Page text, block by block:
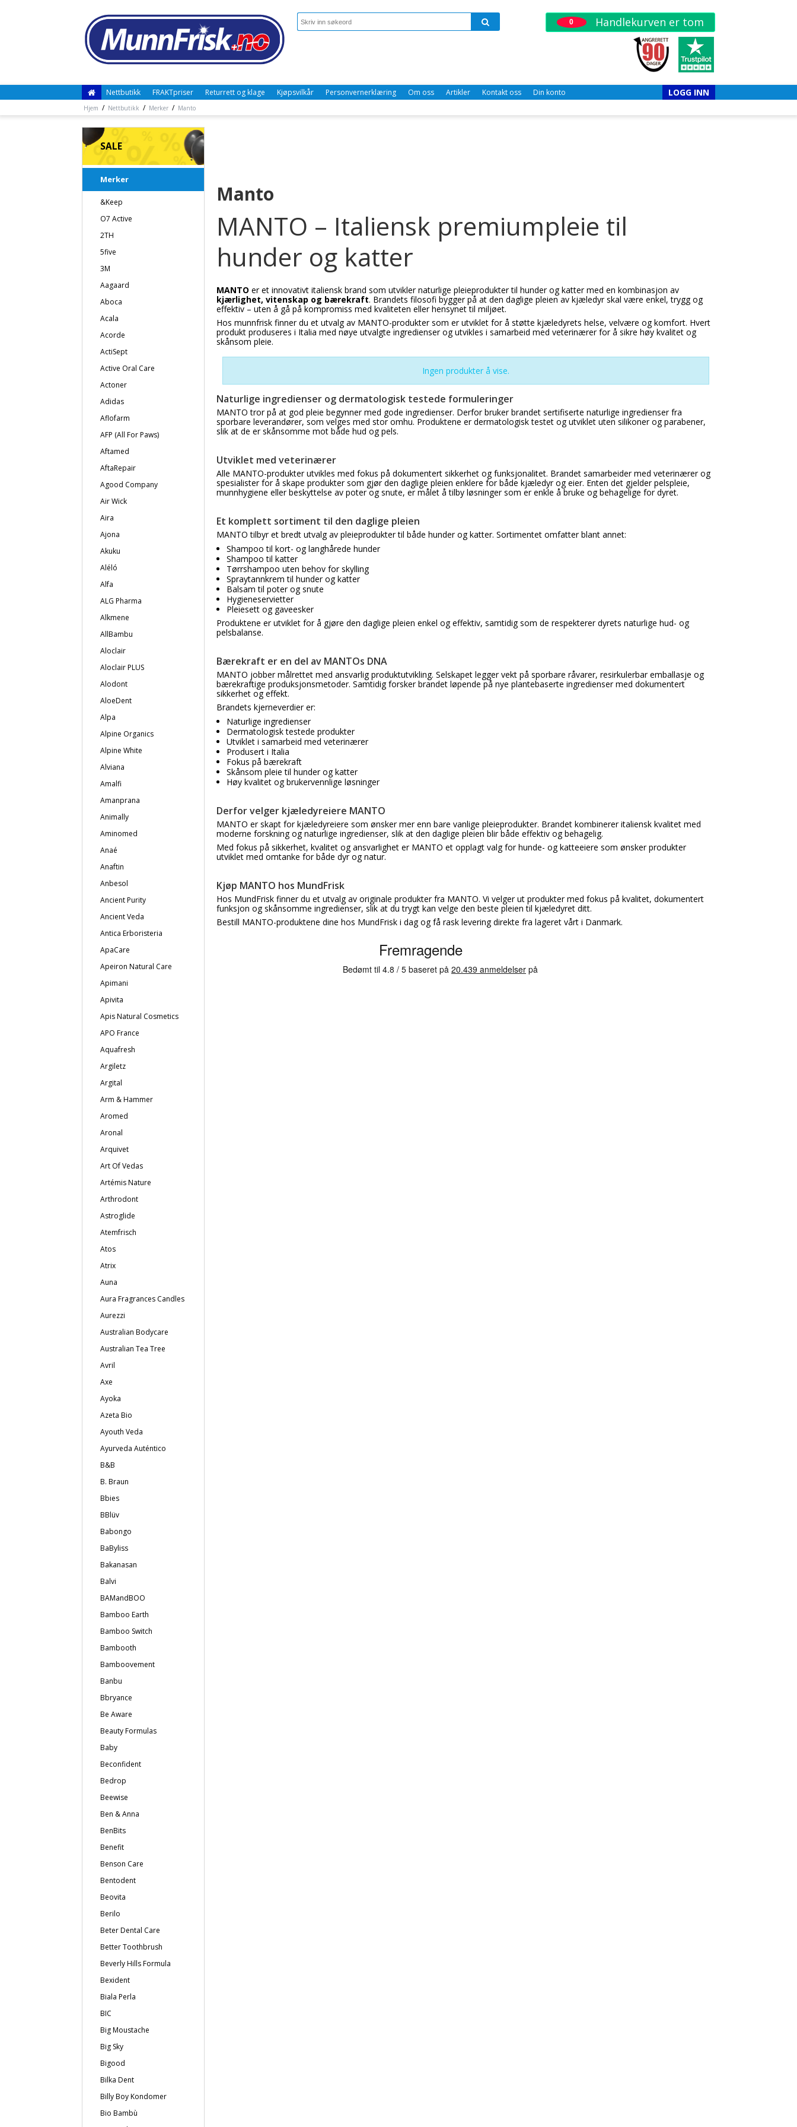
0 Handlekurven er tom
Nettbutikk FRAKTpriser Returrett og klage Kjøpsvilkår Personvernerklæring Om oss Artikler Kontakt oss Din konto LOGG INN
Hjem / Nettbutikk / Merker / Manto
SALE
Merker
&Keep
O7 Active
2TH
5five
3M
Aagaard
Aboca
Acala
Acorde
ActiSept
Active Oral Care
Actoner
Adidas
Aflofarm
AFP (All For Paws)
Aftamed
AftaRepair
Agood Company
Air Wick
Aira
Ajona
Akuku
Aléló
Alfa
ALG Pharma
Alkmene
AllBambu
Aloclair
Aloclair PLUS
Alodont
AloeDent
Alpa
Alpine Organics
Alpine White
Alviana
Amalfi
Amanprana
Animally
Aminomed
Anaé
Anaftin
Anbesol
Ancient Purity
Ancient Veda
Antica Erboristeria
ApaCare
Apeiron Natural Care
Apimani
Apivita
Apis Natural Cosmetics
APO France
Aquafresh
Argiletz
Argital
Arm & Hammer
Aromed
Aronal
Arquivet
Art Of Vedas
Artémis Nature
Arthrodont
Astroglide
Atemfrisch
Atos
Atrix
Auna
Aura Fragrances Candles
Aurezzi
Australian Bodycare
Australian Tea Tree
Avril
Axe
Ayoka
Azeta Bio
Ayouth Veda
Ayurveda Auténtico
B&B
B. Braun
Bbies
BBlüv
Babongo
BaByliss
Bakanasan
Balvi
BAMandBOO
Bamboo Earth
Bamboo Switch
Bambooth
Bamboovement
Banbu
Bbryance
Be Aware
Beauty Formulas
Baby
Beconfident
Bedrop
Beewise
Ben & Anna
BenBits
Benefit
Benson Care
Bentodent
Beovita
Berilo
Beter Dental Care
Better Toothbrush
Beverly Hills Formula
Bexident
Biala Perla
BIC
Big Moustache
Big Sky
Bigood
Bilka Dent
Billy Boy Kondomer
Bio Bambù
Manto
MANTO – Italiensk premiumpleie til
hunder og katter
MANTO er et innovativt italiensk brand som utvikler naturlige pleieprodukter til hunder og katter med en kombinasjon av
kjærlighet, vitenskap og bærekraft. Brandets filosofi bygger på at den daglige pleien av kjæledyr skal være enkel, trygg og
effektiv – uten å gå på kompromiss med kvaliteten eller hensynet til miljøet.
Hos munnfrisk finner du et utvalg av MANTO-produkter som er utviklet for å støtte kjæledyrets helse, velvære og komfort. Hvert
produkt produseres i Italia med nøye utvalgte ingredienser og utvikles i samarbeid med veterinærer for å sikre høy kvalitet og
skånsom pleie.
Ingen produkter å vise.
Naturlige ingredienser og dermatologisk testede formuleringer
MANTO tror på at god pleie begynner med gode ingredienser. Derfor bruker brandet sertifiserte naturlige ingredienser fra
sporbare leverandører, som velges med stor omhu. Produktene er dermatologisk testet og utviklet uten silikoner og parabener,
slik at de er skånsomme mot både hud og pels.
Utviklet med veterinærer
Alle MANTO-produkter utvikles med fokus på dokumentert sikkerhet og funksjonalitet. Brandet samarbeider med veterinærer og
spesialister for å skape produkter som gjør den daglige pleien enklere for både kjæledyr og eier. Enten det gjelder pelspleie,
munnhygiene eller beskyttelse av poter og snute, er målet å tilby løsninger som er enkle å bruke og behagelige for dyret.
Et komplett sortiment til den daglige pleien
MANTO tilbyr et bredt utvalg av pleieprodukter til både hunder og katter. Sortimentet omfatter blant annet:
Shampoo til kort- og langhårede hunder
Shampoo til katter
Tørrshampoo uten behov for skylling
Spraytannkrem til hunder og katter
Balsam til poter og snute
Hygieneservietter
Pleiesett og gaveesker
Produktene er utviklet for å gjøre den daglige pleien enkel og effektiv, samtidig som de respekterer dyrets naturlige hud- og
pelsbalanse.
Bærekraft er en del av MANTOs DNA
MANTO jobber målrettet med ansvarlig produktutvikling. Selskapet legger vekt på sporbare råvarer, resirkulerbar emballasje og
bærekraftige produksjonsmetoder. Samtidig forsker brandet løpende på nye plantebaserte ingredienser med dokumentert
sikkerhet og effekt.
Brandets kjerneverdier er:
Naturlige ingredienser
Dermatologisk testede produkter
Utviklet i samarbeid med veterinærer
Produsert i Italia
Fokus på bærekraft
Skånsom pleie til hunder og katter
Høy kvalitet og brukervennlige løsninger
Derfor velger kjæledyreiere MANTO
MANTO er skapt for kjæledyreiere som ønsker mer enn bare vanlige pleieprodukter. Brandet kombinerer italiensk kvalitet med
moderne forskning og naturlige ingredienser, slik at den daglige pleien blir både effektiv og behagelig.
Med fokus på sikkerhet, kvalitet og ansvarlighet er MANTO et opplagt valg for hunde- og katteeiere som ønsker produkter
utviklet med omtanke for både dyr og natur.
Kjøp MANTO hos MundFrisk
Hos MundFrisk finner du et utvalg av originale produkter fra MANTO. Vi velger ut produkter med fokus på kvalitet, dokumentert
funksjon og skånsomme ingredienser, slik at du trygt kan velge den beste pleien til kjæledyret ditt.
Bestill MANTO-produktene dine hos MundFrisk i dag og få rask levering direkte fra lageret vårt i Danmark.